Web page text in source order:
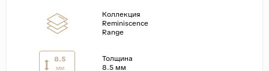
Коллекция
Reminiscence
Range
8.5
мм
Толщина
8.5 мм